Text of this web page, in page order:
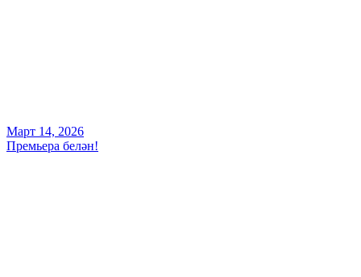
Март 14, 2026
Премьера белән!